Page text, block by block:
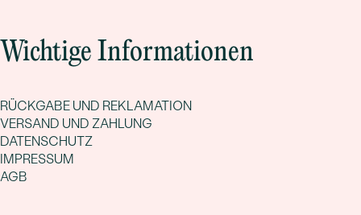
Wichtige Informationen
RÜCKGABE UND REKLAMATION
VERSAND UND ZAHLUNG
DATENSCHUTZ
IMPRESSUM
AGB